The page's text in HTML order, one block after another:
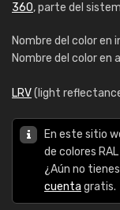
360, parte del
Nombre del color en
Nombre del color en
LRV(light
En este sitio
de colores
¿Aún no
cuenta gratis.